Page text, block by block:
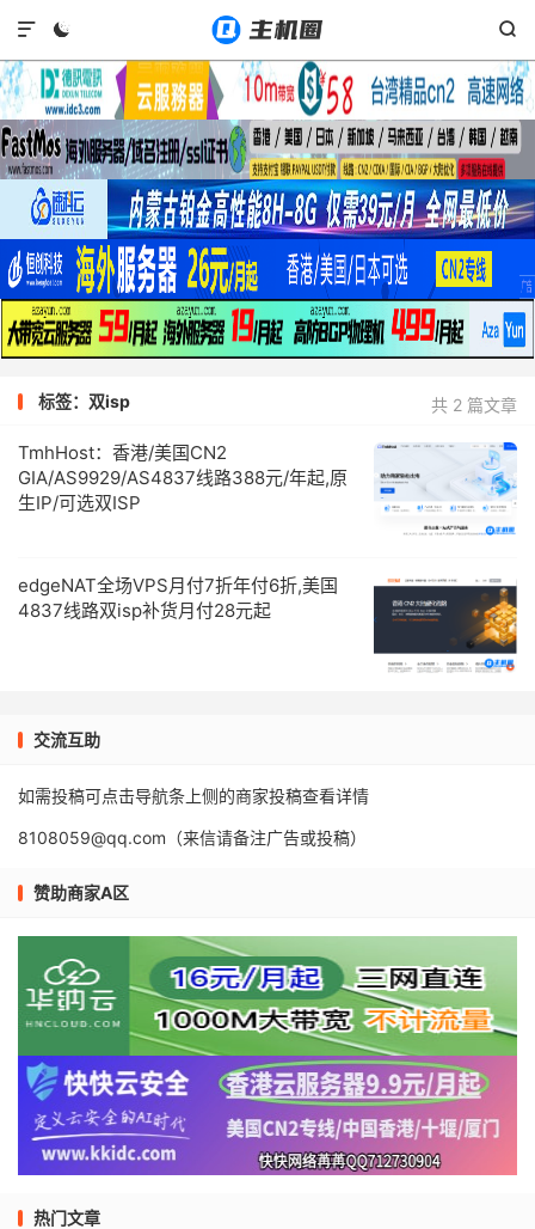
 

共 2 篇文章
标签：双isp
TmhHost：香港/美国CN2
GIA/AS9929/AS4837线路388元/年起,原
生IP/可选双ISP
edgeNAT全场VPS月付7折年付6折,美国
4837线路双isp补货月付28元起
交流互助
如需投稿可点击导航条上侧的商家投稿查看详情
8108059@qq.com（来信请备注广告或投稿）
赞助商家A区
热门文章